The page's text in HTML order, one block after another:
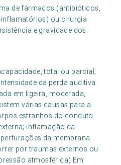
de fármacos (antibióticos,
ou cirurgia
e gravidade dos
total ou parcial,
da perda auditiva
em ligeira, moderada,
várias causas para a
estranhos do conduto
inflamação da
da membrana
por traumas externos ou
atmosférica).Em